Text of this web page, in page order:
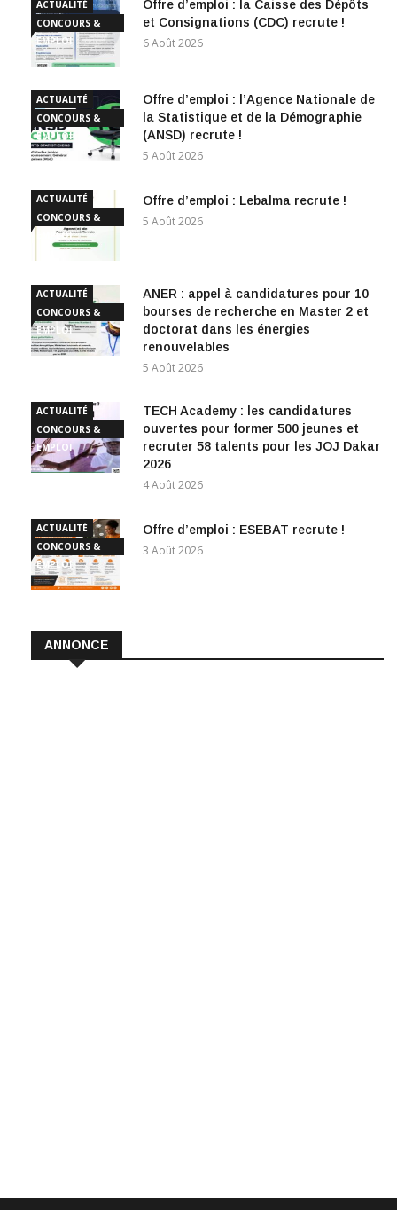
ACTUALITÉ
CONCOURS &
EMPLOI
Offre d’emploi : la Caisse des Dépôts
et Consignations (CDC) recrute !
6 Août 2026
ACTUALITÉ
CONCOURS &
EMPLOI
Offre d’emploi : l’Agence Nationale de
la Statistique et de la Démographie
(ANSD) recrute !
5 Août 2026
ACTUALITÉ
CONCOURS &
EMPLOI
Offre d’emploi : Lebalma recrute !
5 Août 2026
ACTUALITÉ
CONCOURS &
EMPLOI
ANER : appel à candidatures pour 10
bourses de recherche en Master 2 et
doctorat dans les énergies
renouvelables
5 Août 2026
ACTUALITÉ
CONCOURS &
EMPLOI
TECH Academy : les candidatures
ouvertes pour former 500 jeunes et
recruter 58 talents pour les JOJ Dakar
2026
4 Août 2026
ACTUALITÉ
CONCOURS &
EMPLOI
Offre d’emploi : ESEBAT recrute !
3 Août 2026
ANNONCE